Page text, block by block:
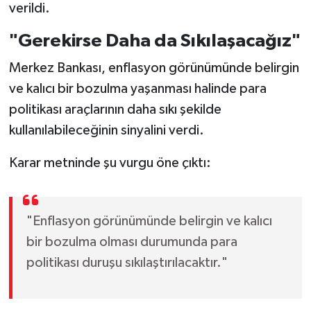
verildi.
"Gerekirse Daha da Sıkılaşacağız"
Merkez Bankası, enflasyon görünümünde belirgin
ve kalıcı bir bozulma yaşanması halinde para
politikası araçlarının daha sıkı şekilde
kullanılabileceğinin sinyalini verdi.
Karar metninde şu vurgu öne çıktı:
"Enflasyon görünümünde belirgin ve kalıcı
bir bozulma olması durumunda para
politikası duruşu sıkılaştırılacaktır."